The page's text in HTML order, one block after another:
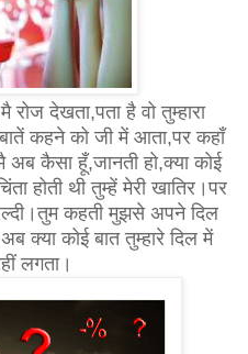
देखता,पता है वो तुम्हारा
कहने को जी में आता,पर कहाँ
कैसा हूँ,जानती हो,क्या कोई
होती थी तुम्हें मेरी खातिर।पर
कहती मुझसे अपने दिल
क्या कोई बात तुम्हारे दिल में
लगता।